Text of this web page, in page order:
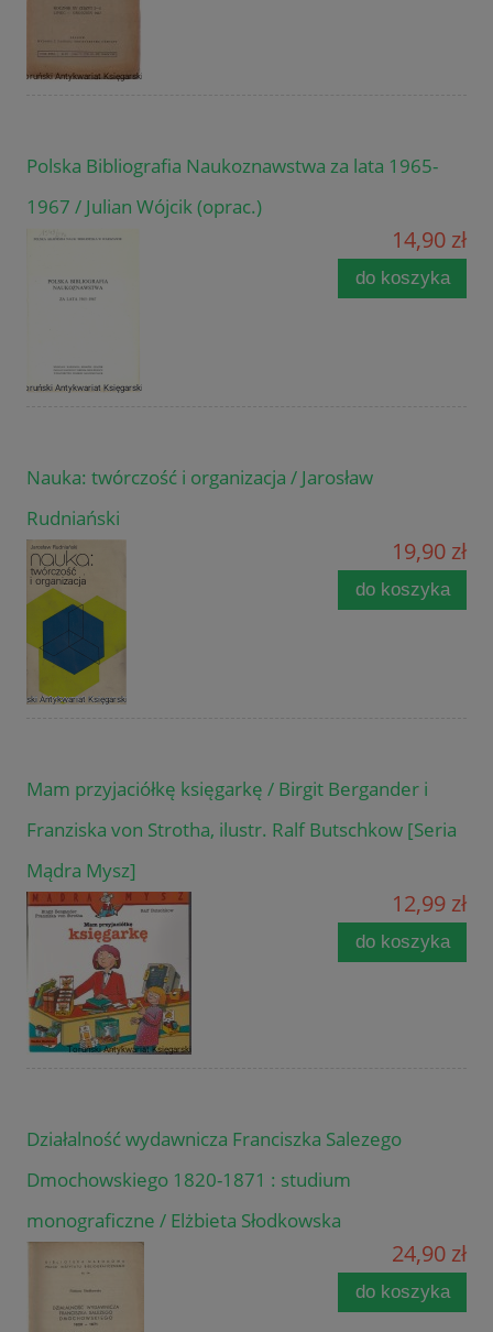
Polska Bibliografia Naukoznawstwa za lata 1965-
1967 / Julian Wójcik (oprac.)
14,90 zł
do koszyka
Nauka: twórczość i organizacja / Jarosław
Rudniański
19,90 zł
do koszyka
Mam przyjaciółkę księgarkę / Birgit Bergander i
Franziska von Strotha, ilustr. Ralf Butschkow [Seria
Mądra Mysz]
12,99 zł
do koszyka
Działalność wydawnicza Franciszka Salezego
Dmochowskiego 1820-1871 : studium
monograficzne / Elżbieta Słodkowska
24,90 zł
do koszyka